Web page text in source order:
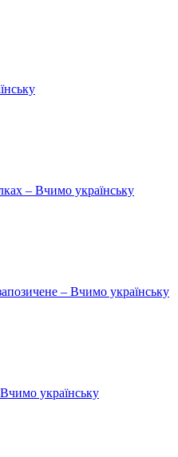
– Вчимо українську
– Вчимо українську
українську